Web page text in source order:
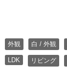
外観 白 / 外観
LDK リビング